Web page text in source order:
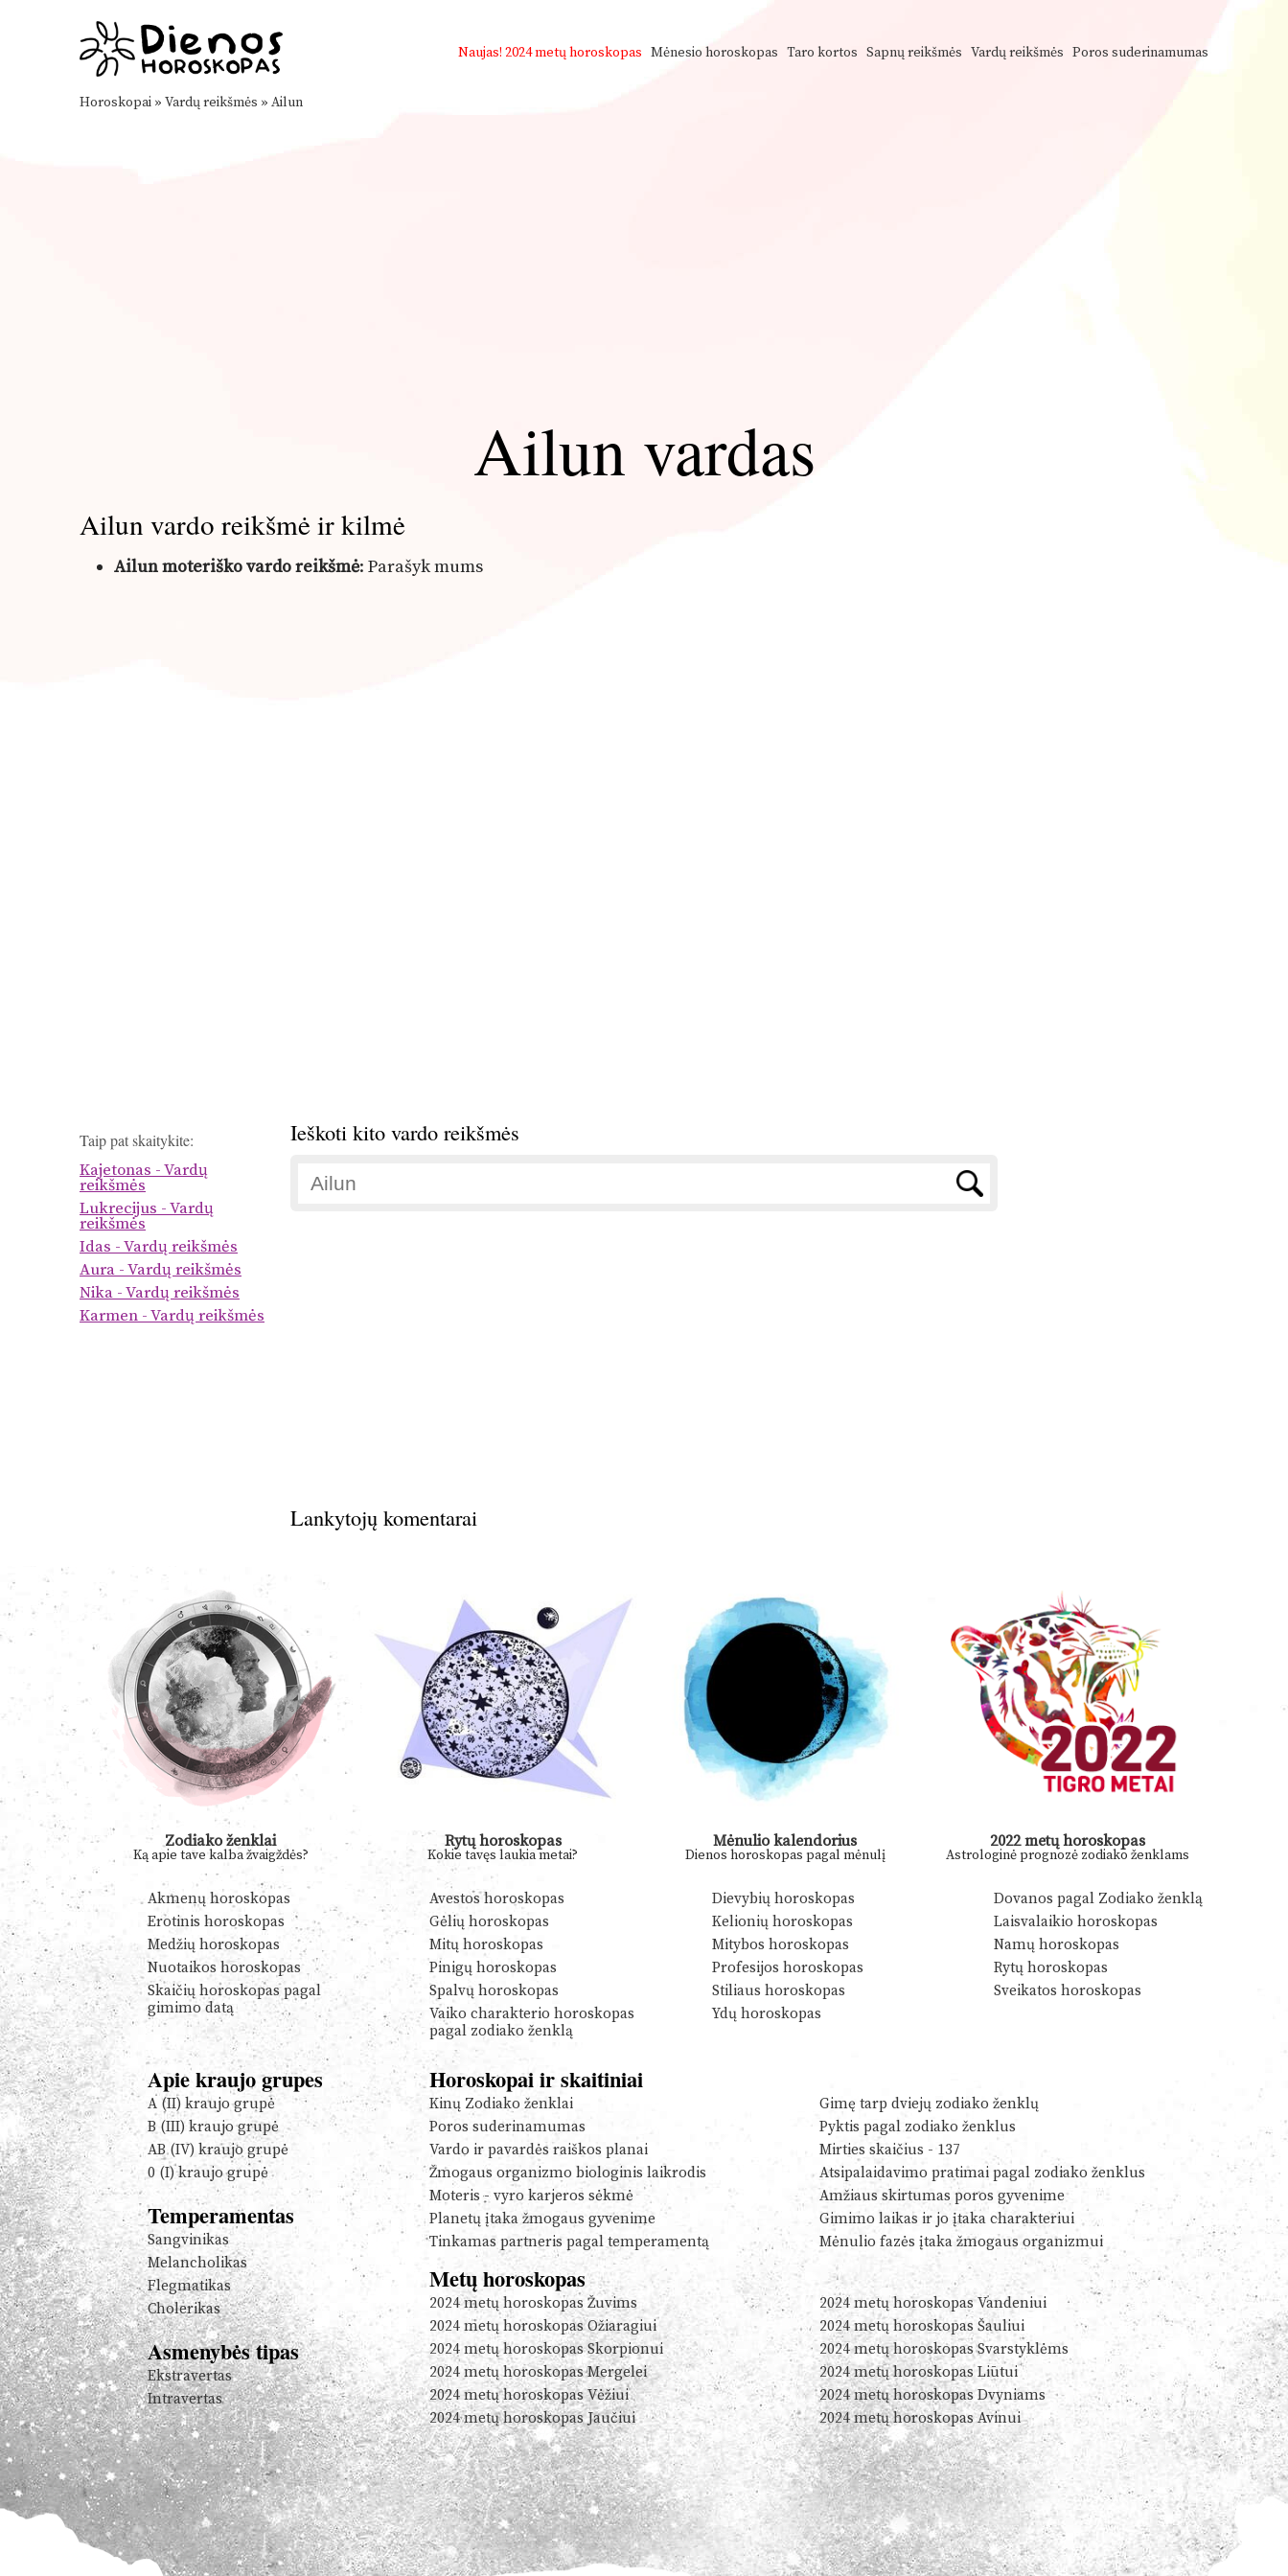
Naujas! 2024 metų horoskopas Mėnesio horoskopas Taro kortos Sapnų reikšmės Vardų reikšmės Poros suderinamumas
Horoskopai » Vardų reikšmės » Ailun
Ailun vardas
Ailun vardo reikšmė ir kilmė
Ailun moteriško vardo reikšmė: Parašyk mums
Taip pat skaitykite:
Kajetonas - Vardų
reikšmės
Lukrecijus - Vardų
reikšmės
Idas - Vardų reikšmės
Aura - Vardų reikšmės
Nika - Vardų reikšmės
Karmen - Vardų reikšmės
Ieškoti kito vardo reikšmės
Lankytojų komentarai
Zodiako ženklai
Ką apie tave kalba žvaigždės?
Rytų horoskopas
Kokie tavęs laukia metai?
Mėnulio kalendorius
Dienos horoskopas pagal mėnulį
2022 metų horoskopas
Astrologinė prognozė zodiako ženklams
Akmenų horoskopas Avestos horoskopas Dievybių horoskopas
Dovanos pagal Zodiako ženklą
Erotinis horoskopas
Gėlių horoskopas Kelionių horoskopas
Laisvalaikio horoskopas
Medžių horoskopas
Mitų horoskopas Mitybos horoskopas
Namų horoskopas
Nuotaikos horoskopas
Pinigų horoskopas Profesijos horoskopas
Rytų horoskopas
Skaičių horoskopas pagal
gimimo datą
Spalvų horoskopas Stiliaus horoskopas
Sveikatos horoskopas
Vaiko charakterio horoskopas
pagal zodiako ženklą
Ydų horoskopas
Apie kraujo grupes
A (II) kraujo grupė
B (III) kraujo grupė
AB (IV) kraujo grupė
0 (I) kraujo grupė
Temperamentas
Sangvinikas
Melancholikas
Flegmatikas
Cholerikas
Asmenybės tipas
Ekstravertas
Intravertas
Horoskopai ir skaitiniai
Kinų Zodiako ženklai
Gimę tarp dviejų zodiako ženklų
Poros suderinamumas
Pyktis pagal zodiako ženklus
Vardo ir pavardės raiškos planai
Mirties skaičius - 137
Žmogaus organizmo biologinis laikrodis
Atsipalaidavimo pratimai pagal zodiako ženklus
Moteris - vyro karjeros sėkmė
Amžiaus skirtumas poros gyvenime
Planetų įtaka žmogaus gyvenime
Gimimo laikas ir jo įtaka charakteriui
Tinkamas partneris pagal temperamentą
Mėnulio fazės įtaka žmogaus organizmui
Metų horoskopas
2024 metų horoskopas Žuvims
2024 metų horoskopas Vandeniui
2024 metų horoskopas Ožiaragiui
2024 metų horoskopas Šauliui
2024 metų horoskopas Skorpionui
2024 metų horoskopas Svarstyklėms
2024 metų horoskopas Mergelei
2024 metų horoskopas Liūtui
2024 metų horoskopas Vėžiui
2024 metų horoskopas Dvyniams
2024 metų horoskopas Jaučiui
2024 metų horoskopas Avinui